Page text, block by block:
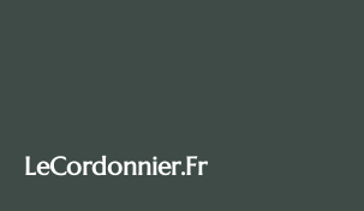
LeCordonnier.fr